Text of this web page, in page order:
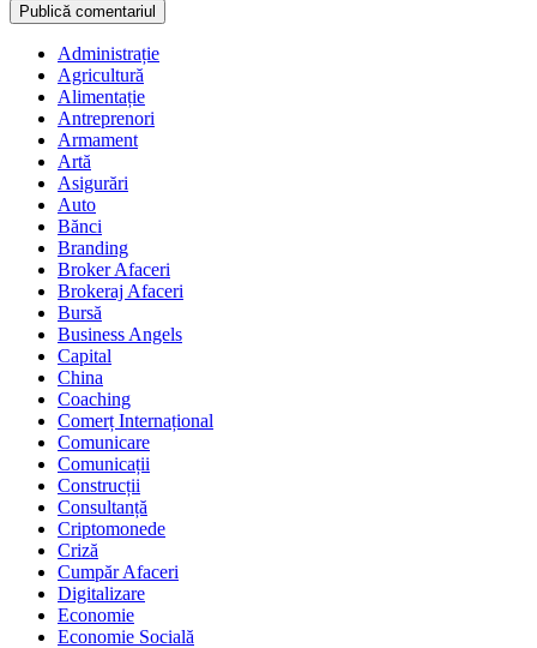
Administrație
Agricultură
Alimentație
Antreprenori
Armament
Artă
Asigurări
Auto
Bănci
Branding
Broker Afaceri
Brokeraj Afaceri
Bursă
Business Angels
Capital
China
Coaching
Comerț Internațional
Comunicare
Comunicații
Construcții
Consultanță
Criptomonede
Criză
Cumpăr Afaceri
Digitalizare
Economie
Economie Socială